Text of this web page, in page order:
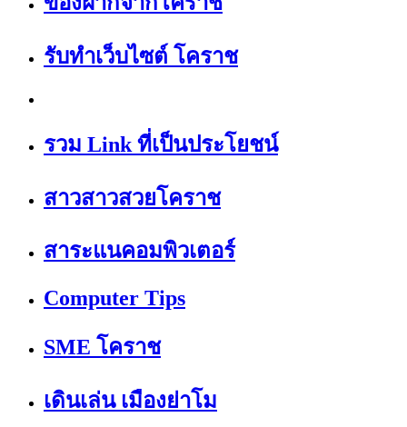
รับทำเว็บไซต์ โคราช
รวม Link ที่เป็นประโยชน์
สาวสาวสวยโคราช
สาระแนคอมพิวเตอร์
Computer Tips
SME โคราช
เดินเล่น เมืองย่าโม